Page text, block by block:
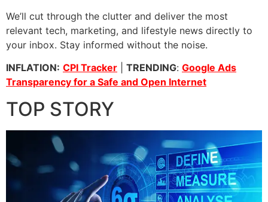
We’ll cut through the clutter and deliver the most
relevant tech, marketing, and lifestyle news directly to
your inbox. Stay informed without the noise.
INFLATION: CPI Tracker TRENDING: Google Ads
Transparency for a Safe and Open Internet
TOP STORY